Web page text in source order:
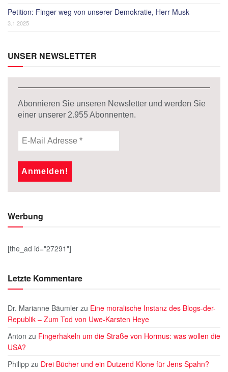
Petition: Finger weg von unserer Demokratie, Herr Musk
3.1.2025
UNSER NEWSLETTER
Abonnieren Sie unseren Newsletter und werden Sie
einer unserer 2.955Abonnenten.
Werbung
[the_ad id="27291"]
Letzte Kommentare
Dr. Marianne Bäumler zu Eine moralische Instanz des Blogs-der-
Republik – Zum Tod von Uwe-Karsten Heye
Anton zu Fingerhakeln um die Straße von Hormus: was wollen die
USA?
Philipp zu Drei Bücher und ein Dutzend Klone für Jens Spahn?